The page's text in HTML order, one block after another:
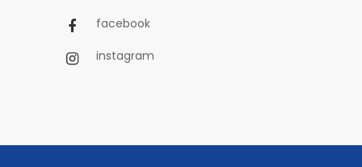
facebook
instagram